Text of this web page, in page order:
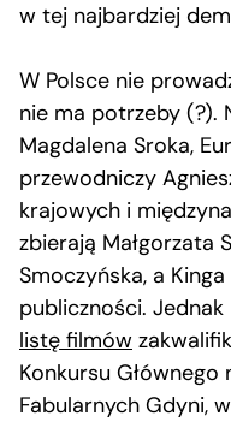
w tej najbardziej
W Polsce nie
nie ma potrzeby (?).
Magdalena Sroka,
przewodniczy
krajowych i
zbierają Małgorzata
Smoczyńska, a
publiczności.
listę filmów
Konkursu
Fabularnych Gdyni,